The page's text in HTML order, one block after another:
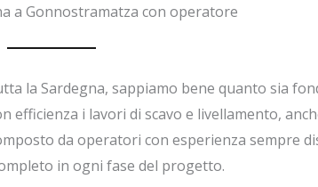
a Gonnostramatza con operatore
la Sardegna, sappiamo bene quanto sia
i lavori di scavo e livellamento,
da operatori con esperienza sempre
in ogni fase del progetto.